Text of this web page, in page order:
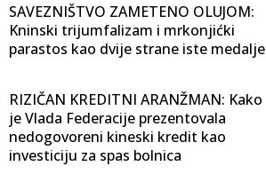
SAVEZNIŠTVO ZAMETENO OLUJOM:
Kninski trijumfalizam i mrkonjićki
parastos kao dvije strane iste medalje
RIZIČAN KREDITNI ARANŽMAN: Kako
je Vlada Federacije prezentovala
nedogovoreni kineski kredit kao
investiciju za spas bolnica